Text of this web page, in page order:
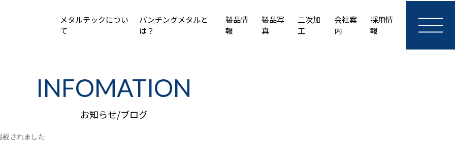
メタルテックについ
て
パンチングメタルと
は？
製品情
報
製品写
真
二次加
工
会社案
内
採用情
報
INFOMATION
お知らせ/ブログ
されました